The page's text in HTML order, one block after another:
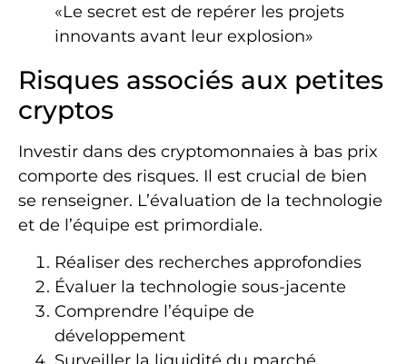
«Le secret est de repérer les projets
innovants avant leur explosion»
Risques associés aux petites
cryptos
Investir dans des cryptomonnaies à bas prix
comporte des risques. Il est crucial de bien
se renseigner. L’évaluation de la technologie
et de l’équipe est primordiale.
Réaliser des recherches approfondies
Évaluer la technologie sous-jacente
Comprendre l’équipe de
développement